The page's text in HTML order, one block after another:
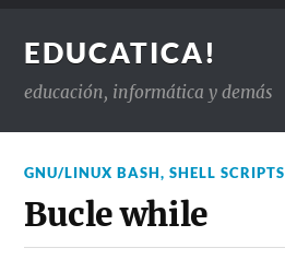
EDUCATICA!
educación, informática y demás
GNU/LINUX BASH,SHELL SCRIPTS
Bucle while